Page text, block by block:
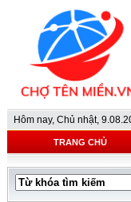
Hôm nay, Chủ nhật,
TRANG CHỦ